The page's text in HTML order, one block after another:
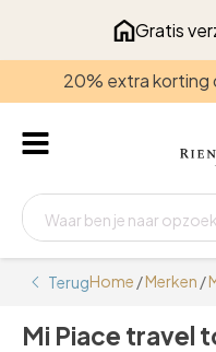
Gratis
20% extra korting
TerugHome /Merken /
Mi Piace travel